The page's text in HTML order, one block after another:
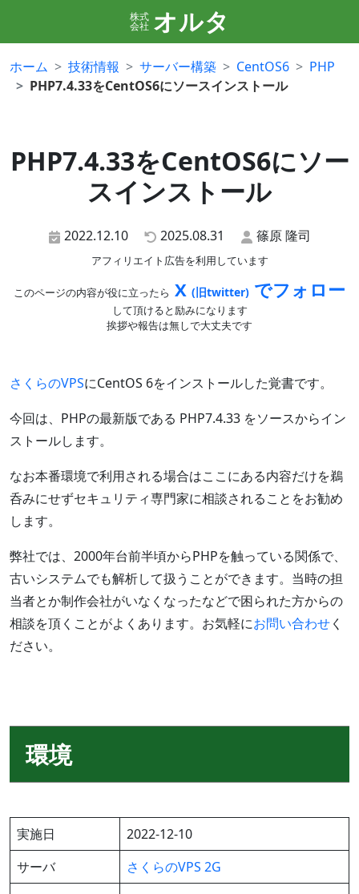
株式
会社 オルタ
ホーム 技術情報 サーバー構築 CentOS6
PHP
PHP7.4.33をCentOS6にソースインストール
PHP7.4.33をCentOS6にソー
スインストール
2022.12.10 2025.08.31 篠原 隆司
アフィリエイト広告を利用しています
このページの内容が役に立ったら X (旧twitter) でフォロー
して頂けると励みになります
挨拶や報告は無しで大丈夫です
さくらのVPSにCentOS 6をインストールした覚書です。
今回は、PHPの最新版である PHP7.4.33 をソースからイン
ストールします。
なお本番環境で利用される場合はここにある内容だけを鵜
呑みにせずセキュリティ専門家に相談されることをお勧め
します。
弊社では、2000年台前半頃からPHPを触っている関係で、
古いシステムでも解析して扱うことができます。当時の担
当者とか制作会社がいなくなったなどで困られた方からの
相談を頂くことがよくあります。お気軽にお問い合わせく
ださい。
環境
実施日
2022-12-10
サーバ
さくらのVPS 2G